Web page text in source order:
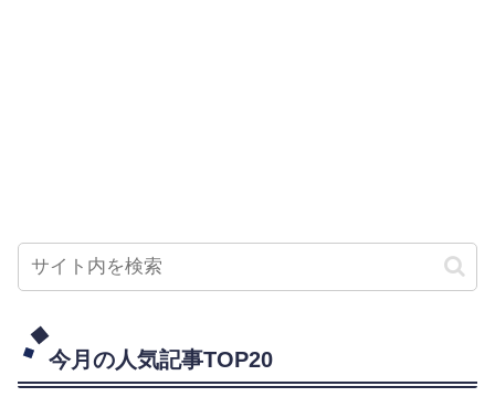
今月の人気記事TOP20